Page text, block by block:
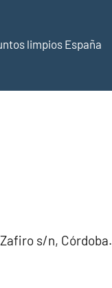
limpios España
s/n, Córdoba.